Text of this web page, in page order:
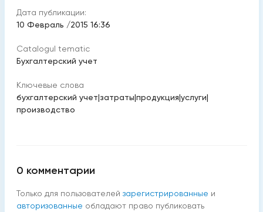
Дата публикации:
10 Февраль /2015 16:36
Catalogul tematic
Бухгалтерский учет
Ключевые слова
бухгалтерский учет|затраты|продукция|услуги|
производство
0 комментарии
Только для пользователей зарегистрированные и
авторизованные обладают право публиковать